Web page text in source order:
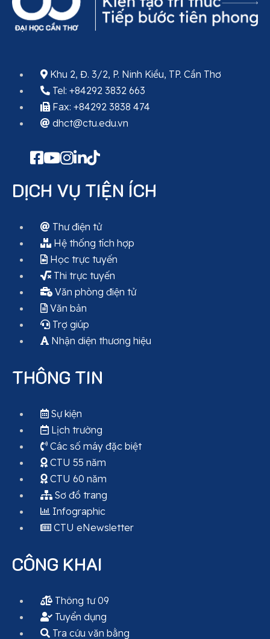
Khu 2, Đ. 3/2, P. Ninh Kiều, TP. Cần Thơ
Tel: +84292 3832 663
Fax: +84292 3838 474
dhct@ctu.edu.vn
DỊCH VỤ TIỆN ÍCH
Thư điện tử
Hệ thống tích hợp
Học trực tuyến
Thi trực tuyến
Văn phòng điện tử
Văn bản
Trợ giúp
Nhận diện thương hiệu
THÔNG TIN
Sự kiện
Lịch trường
Các số máy đặc biệt
CTU 55 năm
CTU 60 năm
Sơ đồ trang
Infographic
CTU eNewsletter
CÔNG KHAI
Thông tư 09
Tuyển dụng
Tra cứu văn bằng